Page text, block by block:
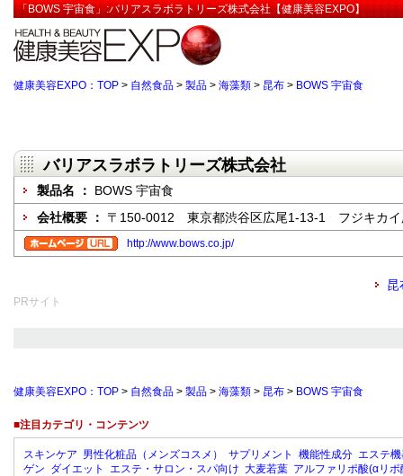
「BOWS 宇宙食」:バリアスラボラトリーズ株式会社【健康美容EXPO】
健康美容EXPO：TOP > 自然食品 > 製品 > 海藻類 > 昆布 > BOWS 宇宙食
バリアスラボラトリーズ株式会社
製品名 ： BOWS 宇宙食
会社概要 ： 〒150-0012 東京都渋谷区広尾1-13-1 フジキカイ
http://www.bows.co.jp/
昆
PRサイト
健康美容EXPO：TOP > 自然食品 > 製品 > 海藻類 > 昆布 > BOWS 宇宙食
■注目カテゴリ・コンテンツ
スキンケア 男性化粧品（メンズコスメ） サプリメント 機能性成分 エステ
ゲン ダイエット エステ・サロン・スパ向け 大麦若葉 アルファリポ酸(αリポ